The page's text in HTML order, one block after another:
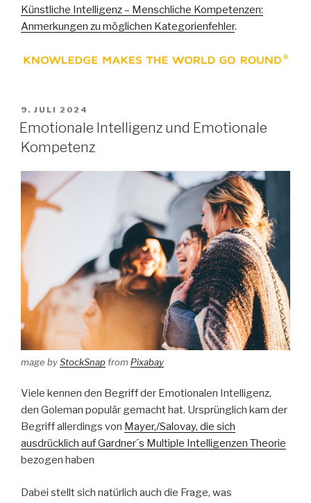
Künstliche Intelligenz – Menschliche Kompetenzen:
Anmerkungen zu möglichen Kategorienfehler.
VERÖFFENTLICHT
AM
9. JULI 2024
Emotionale Intelligenz und Emotionale
Kompetenz
mage byStockSnapfrom Pixabay
Viele kennen den Begriff der Emotionalen Intelligenz,
den Goleman populär gemacht hat. Ursprünglich kam der
Begriff allerdings von Mayer,/Salovay, die sich
ausdrücklich auf Gardner´s Multiple Intelligenzen Theorie
bezogen haben
Dabei stellt sich natürlich auch die Frage, was